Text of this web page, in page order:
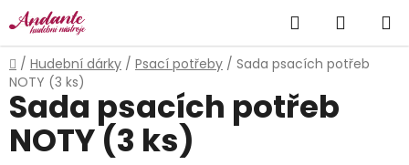
Přejít
na
obsah
Hledat
KOŠÍK
Domů
/ Hudební dárky / Psací potřeby / Sada psacích potřeb
NOTY (3 ks)
Sada psacích potřeb
NOTY (3 ks)